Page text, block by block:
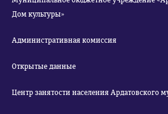
Дом культуры»
Административная комиссия
Открытые данные
Центр занятости населения Ардатовского